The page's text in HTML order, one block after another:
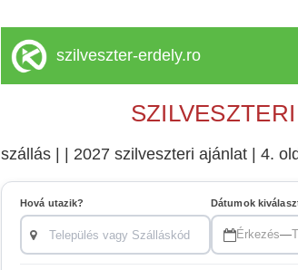
szilveszter-erdely.ro
szállás | | 2027 szilveszteri ajánlat | 4.
Hová utazik? Dátumok
Érkezés—